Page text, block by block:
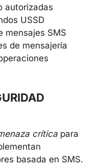
autorizadas
USSD
mensajes SMS
de mensajería
crítica para
basada en SMS.